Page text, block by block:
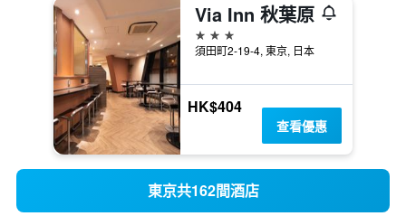
Via Inn 秋葉原
3星級
須田町2-19-4, 東京, 日本
HK$404
查看優惠
東京共162間酒店